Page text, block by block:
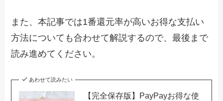
また、本記事では1番還元率が高いお得な支払い
方法についても合わせて解説するので、最後まで
読み進めてください。
あわせて読みたい
【完全保存版】PayPayお得な使